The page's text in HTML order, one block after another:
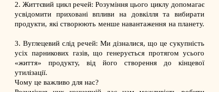
2. Життєвий цикл речей: Розуміння цього циклу допомагає
усвідомити приховані впливи на довкілля та вибирати
продукти, які створюють менше навантаження на планету.
3. Вуглецевий слід речей: Ми дізналися, що це сукупність
усіх парникових газів, що генерується протягом усього
«життя» продукту, від його створення до кінцевої
утилізації.
Чому це важливо для нас?